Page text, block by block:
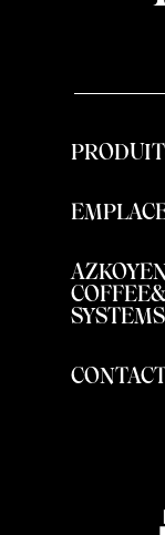
SYSTEMS